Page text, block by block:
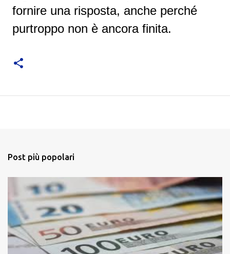
fornire una risposta, anche perché
purtroppo non è ancora finita.
Post più popolari